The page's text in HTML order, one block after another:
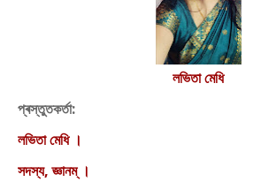
লভিতা মেধি
প্ৰস্তুতকৰ্তা:
লভিতা মেধি ।
সদস্য, জ্ঞানম্ ।